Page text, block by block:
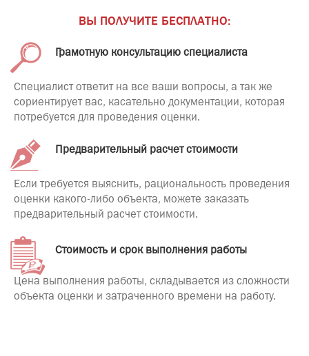
ВЫ ПОЛУЧИТЕ БЕСПЛАТНО:
Грамотную консультацию специалиста
Специалист ответит на все ваши вопросы, а так же
сориентирует вас, касательно документации, которая
потребуется для проведения оценки.
Предварительный расчет стоимости
Если требуется выяснить, рациональность проведения
оценки какого-либо объекта, можете заказать
предварительный расчет стоимости.
Стоимость и срок выполнения работы
Цена выполнения работы, складывается из сложности
объекта оценки и затраченного времени на работу.